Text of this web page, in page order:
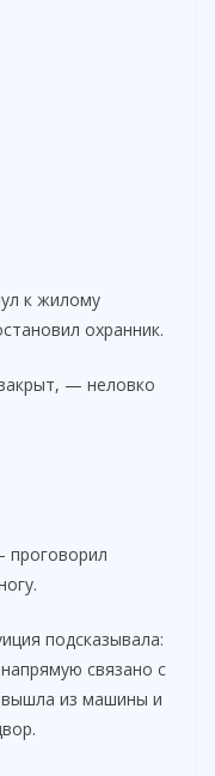
к жилому
охранник.
— неловко
подсказывала:
связано с
вышла из машины и